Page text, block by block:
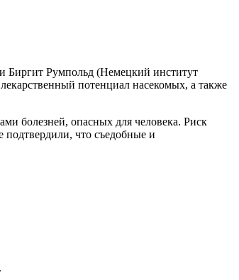
Биргит Румпольд (Немецкий институт
потенциал насекомых, а также
болезней, опасных для человека. Риск
что съедобные и